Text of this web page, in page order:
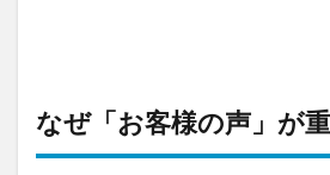
なぜ「お客様の声」が